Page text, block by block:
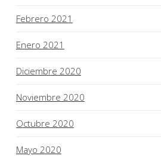
Febrero 2021
Enero 2021
Diciembre 2020
Noviembre 2020
Octubre 2020
Mayo 2020